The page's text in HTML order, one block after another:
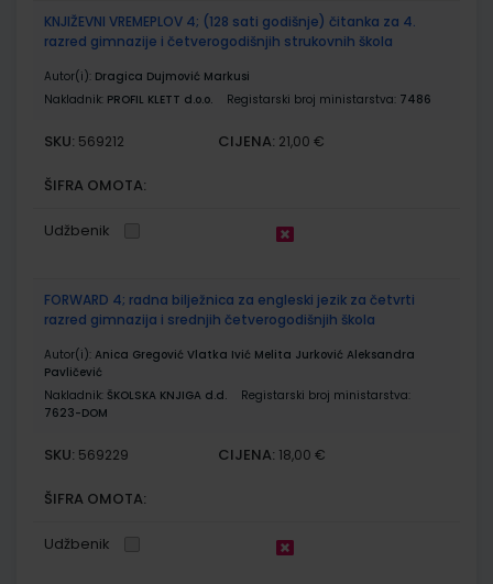
KNJIŽEVNI VREMEPLOV 4; (128 sati godišnje) čitanka za 4.
razred gimnazije i četverogodišnjih strukovnih škola
Autor(i): Dragica Dujmović Markusi
Nakladnik: PROFIL KLETT d.o.o. Registarski broj ministarstva: 7486
SKU: 569212 CIJENA: 21,00 €
ŠIFRA OMOTA:
Udžbenik
FORWARD 4; radna bilježnica za engleski jezik za četvrti
razred gimnazija i srednjih četverogodišnjih škola
Autor(i): Anica Gregović Vlatka Ivić Melita Jurković Aleksandra
Pavličević
Nakladnik: ŠKOLSKA KNJIGA d.d.
Registarski broj ministarstva:
7623-DOM
SKU: 569229 CIJENA: 18,00 €
ŠIFRA OMOTA:
Udžbenik